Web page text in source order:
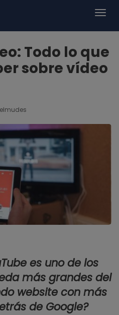
Todo lo que
sobre vídeo
es uno de los
más grandes del
website con más
de Google?